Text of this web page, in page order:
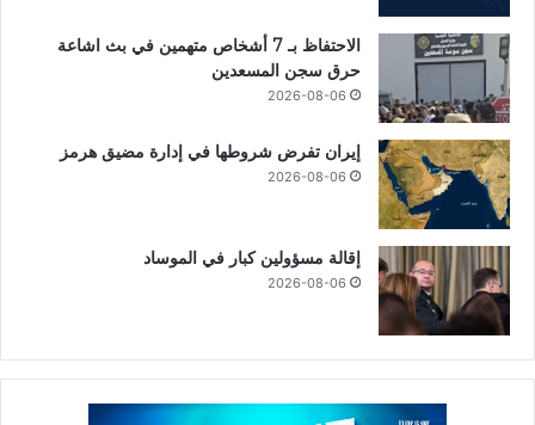
الاحتفاظ بـ 7 أشخاص متهمين في بث اشاعة
حرق سجن المسعدين
2026-08-06
إيران تفرض شروطها في إدارة مضيق هرمز
2026-08-06
إقالة مسؤولين كبار في الموساد
2026-08-06